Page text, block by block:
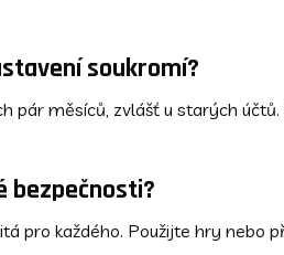
soukromí?
pár měsíců, zvlášť u starých
bezpečnosti?
pro každého. Použijte hry nebo